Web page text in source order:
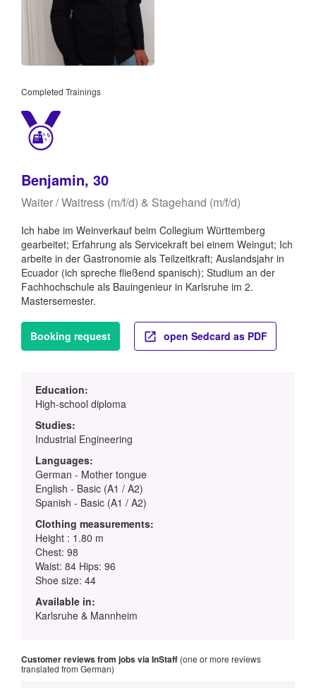
Completed Trainings
Benjamin, 30
Waiter / Waitress (m/f/d) & Stagehand (m/f/d)
Ich habe im Weinverkauf beim Collegium Württemberg
gearbeitet; Erfahrung als Servicekraft bei einem Weingut; Ich
arbeite in der Gastronomie als Teilzeitkraft; Auslandsjahr in
Ecuador (ich spreche fließend spanisch); Studium an der
Fachhochschule als Bauingenieur in Karlsruhe im 2.
Mastersemester.
Booking request open Sedcard as PDF
Education:
High-school diploma
Studies:
Industrial Engineering
Languages:
German - Mother tongue
English - Basic (A1 / A2)
Spanish - Basic (A1 / A2)
Clothing measurements:
Height : 1.80 m
Chest: 98
Waist: 84 Hips: 96
Shoe size: 44
Available in:
Karlsruhe & Mannheim
Customer reviews from jobs via InStaff (one or more reviews
translated from German)